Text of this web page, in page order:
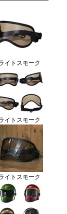
イトスモーク
イトスモーク
イトスモーク